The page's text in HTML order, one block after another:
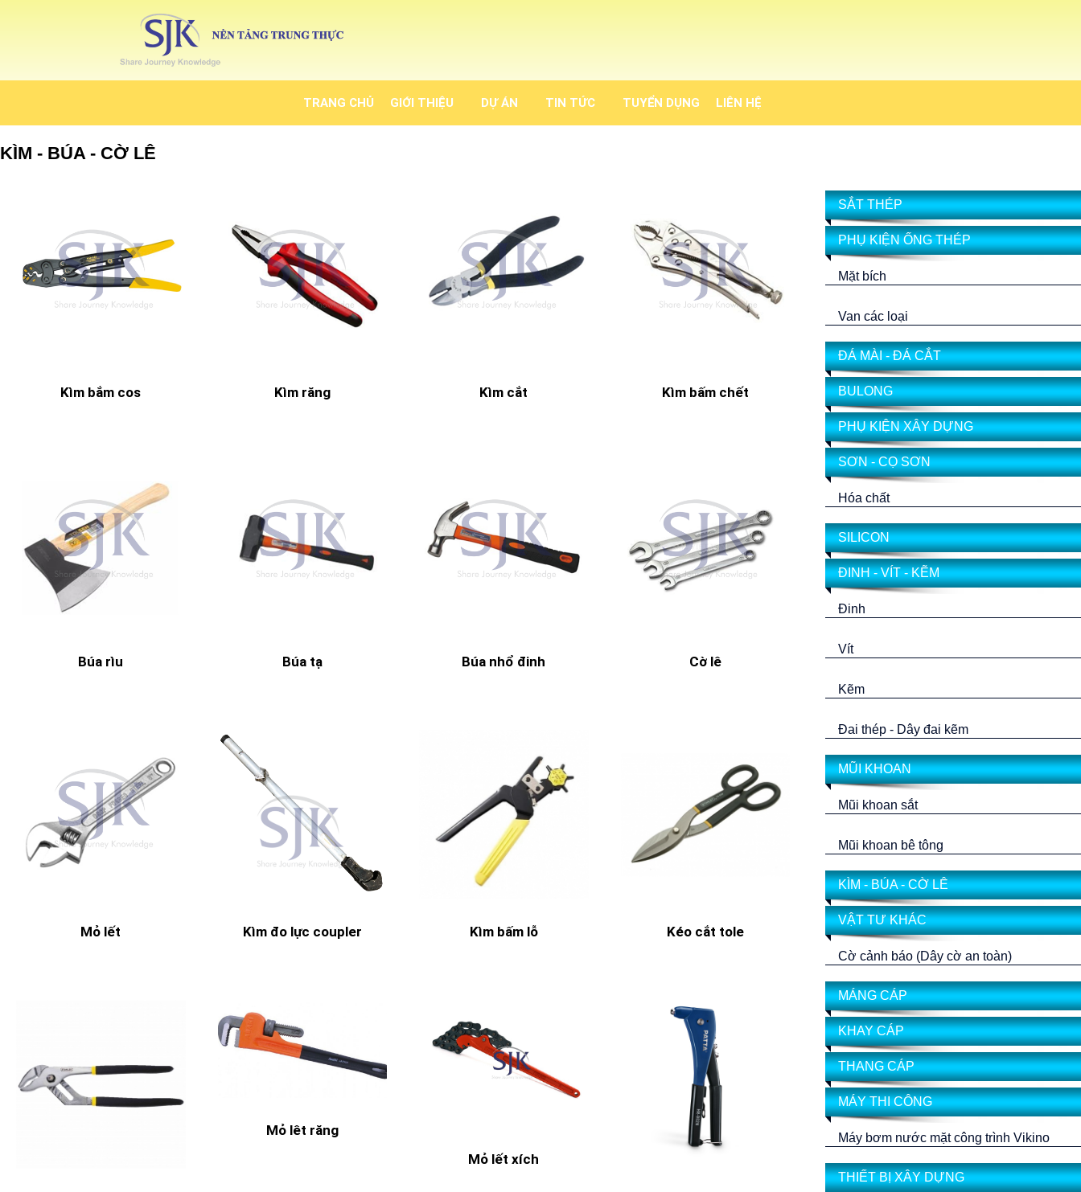
TRANG CHỦ GIỚI THIỆU DỰ ÁN TIN TỨC TUYỂN DỤNG LIÊN HỆ
KÌM - BÚA - CỜ LÊ
Kìm bắm cos Kìm răng Kìm cắt Kìm bấm chết
Búa rìu Búa tạ Búa nhổ đinh Cờ lê
Mỏ lết Kìm đo lực coupler Kìm bấm lỗ Kéo cắt tole
Mỏ lêt răng
Mỏ lết xích
SẮT THÉP
PHỤ KIỆN ỐNG THÉP
Mặt bích
Van các loại
ĐÁ MÀI - ĐÁ CẮT
BULONG
PHỤ KIỆN XÂY DỰNG
SƠN - CỌ SƠN
Hóa chất
SILICON
ĐINH - VÍT - KẼM
Đinh
Vít
Kẽm
Đai thép - Dây đai kẽm
MŨI KHOAN
Mũi khoan sắt
Mũi khoan bê tông
KÌM - BÚA - CỜ LÊ
VẬT TƯ KHÁC
Cờ cảnh báo (Dây cờ an toàn)
MÁNG CÁP
KHAY CÁP
THANG CÁP
MÁY THI CÔNG
Máy bơm nước mặt công trình Vikino
THIẾT BỊ XÂY DỰNG